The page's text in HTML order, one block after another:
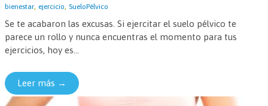
bienestar, ejercicio, SueloPélvico
Se te acabaron las excusas. Si ejercitar el suelo pélvico te
parece un rollo y nunca encuentras el momento para tus
ejercicios, hoy es...
Leer más →